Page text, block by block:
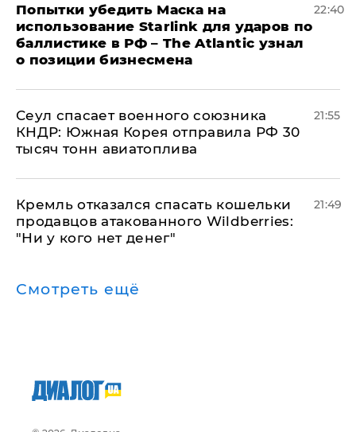
Попытки убедить Маска на
использование Starlink для ударов по
баллистике в РФ – The Atlantic узнал
о позиции бизнесмена
22:40
​Сеул спасает военного союзника
КНДР: Южная Корея отправила РФ 30
тысяч тонн авиатоплива
21:55
Кремль отказался спасать кошельки
продавцов атакованного Wildberries:
"Ни у кого нет денег"
21:49
Смотреть ещё